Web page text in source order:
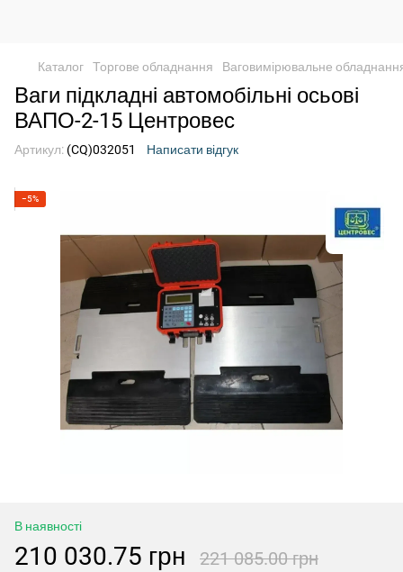
Каталог Торгове обладнання Ваговимірювальне
Ваги підкладні автомобільні осьові
ВАПО-2-15 Центровес
Артикул: (CQ)032051 Написати відгук
−5%
В наявності
210 030.75 грн 221 085.00 грн